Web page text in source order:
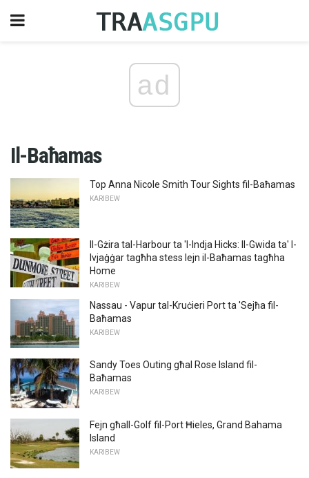
ad
Il-Baħamas
Top Anna Nicole Smith Tour Sights fil-Baħamas
KARIBEW
Il-Gżira tal-Harbour ta 'l-Indja Hicks: Il-Gwida ta' l-
Ivjaġġar tagħha stess lejn il-Baħamas tagħha
Home
KARIBEW
Nassau - Vapur tal-Kruċieri Port ta 'Sejħa fil-
Baħamas
KARIBEW
Sandy Toes Outing għal Rose Island fil-
Baħamas
KARIBEW
Fejn għall-Golf fil-Port Ħieles, Grand Bahama
Island
KARIBEW